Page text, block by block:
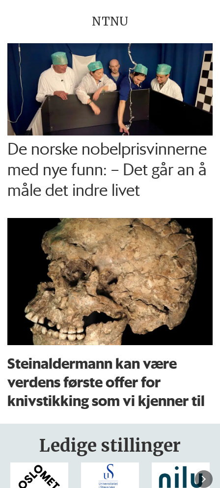
NTNU
De norske nobelprisvinnerne
med nye funn: – Det går an å
måle det indre livet
Steinaldermann kan være
verdens første offer for
knivstikking som vi kjenner til
Ledige stillinger